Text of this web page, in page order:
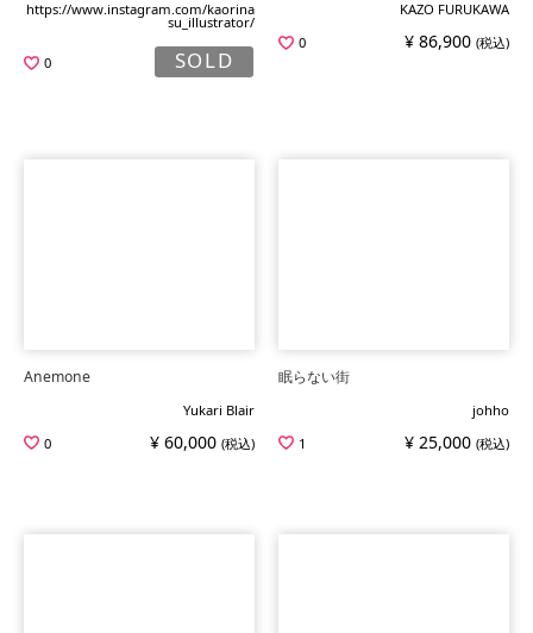
https://www.instagram.com/kaorina
su_illustrator/
0 SOLD
KAZO FURUKAWA
0
¥ 86,900 (税込)
Anemone
Yukari Blair
0
¥ 60,000 (税込)
眠らない街
johho
1
¥ 25,000 (税込)